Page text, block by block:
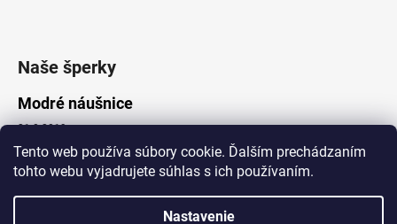
Tento web používa súbory cookie. Ďalším prechádzaním
tohto webu vyjadrujete súhlas s ich používaním.
Nastavenie
Naše šperky
Modré náušnice
21.8.2019
Vytvoril Shoptet